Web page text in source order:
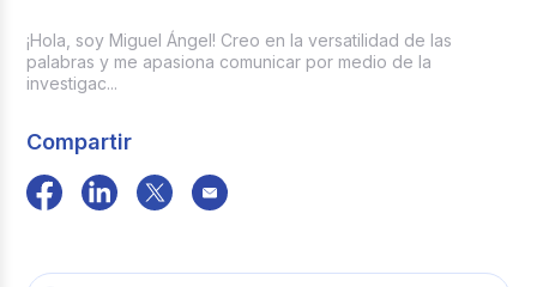
¡Hola, soy Miguel Ángel! Creo en la versatilidad de las
palabras y me apasiona comunicar por medio de la
investigac...
Compartir